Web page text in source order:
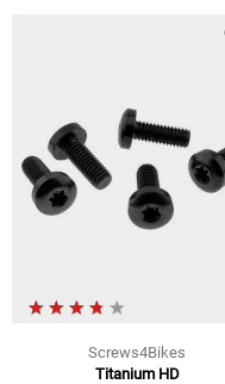
Screws4Bikes
Titanium HD